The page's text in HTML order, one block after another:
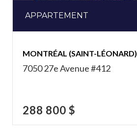
APPARTEMENT
MONTRÉAL (SAINT-LÉONARD)
7050 27e Avenue #412
288 800 $